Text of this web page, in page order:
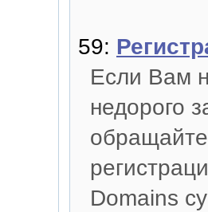
59:
Если Вам
недорого
Domains